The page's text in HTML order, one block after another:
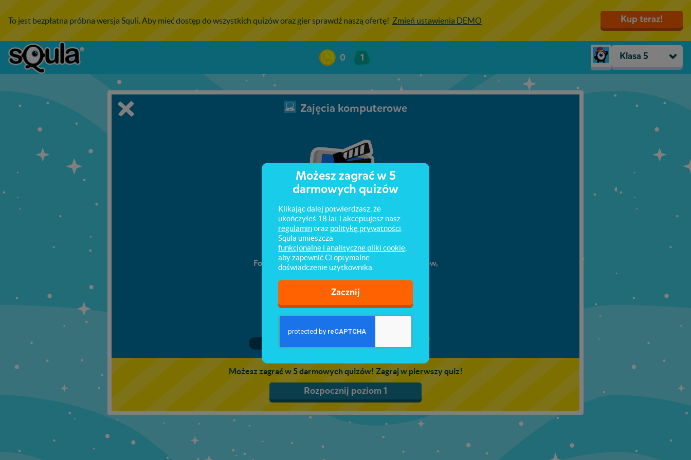
To jest bezpłatna próbna wersja Squli. Aby mieć dostęp do wszystkich quizów oraz gier sprawdź naszą ofertę! Zmień ustawienia DEMO Kup teraz!
0 1 Klasa 5
Przedszkole
Zerówka
Klasa 2
Klasa 3
Zajęcia komputerowe
Grafika i animacje
Formaty plików graficznych. Zastosowanie filtrów,
edytowanie plików graficznych.
Możesz zagrać w 5 darmowych quizów! Zagraj w pierwszy quiz!
Rozpocznij poziom 1
Możesz zagrać w 5
darmowych quizów
Klikając dalej potwierdzasz, że
ukończyłeś 18 lat i akceptujesz nasz
regulaminoraz politykę prywatności
Squla umieszcza
funkcjonalne i analityczne pliki cookie
aby zapewnić Ci optymalne
doświadczenie użytkownika.
Zacznij